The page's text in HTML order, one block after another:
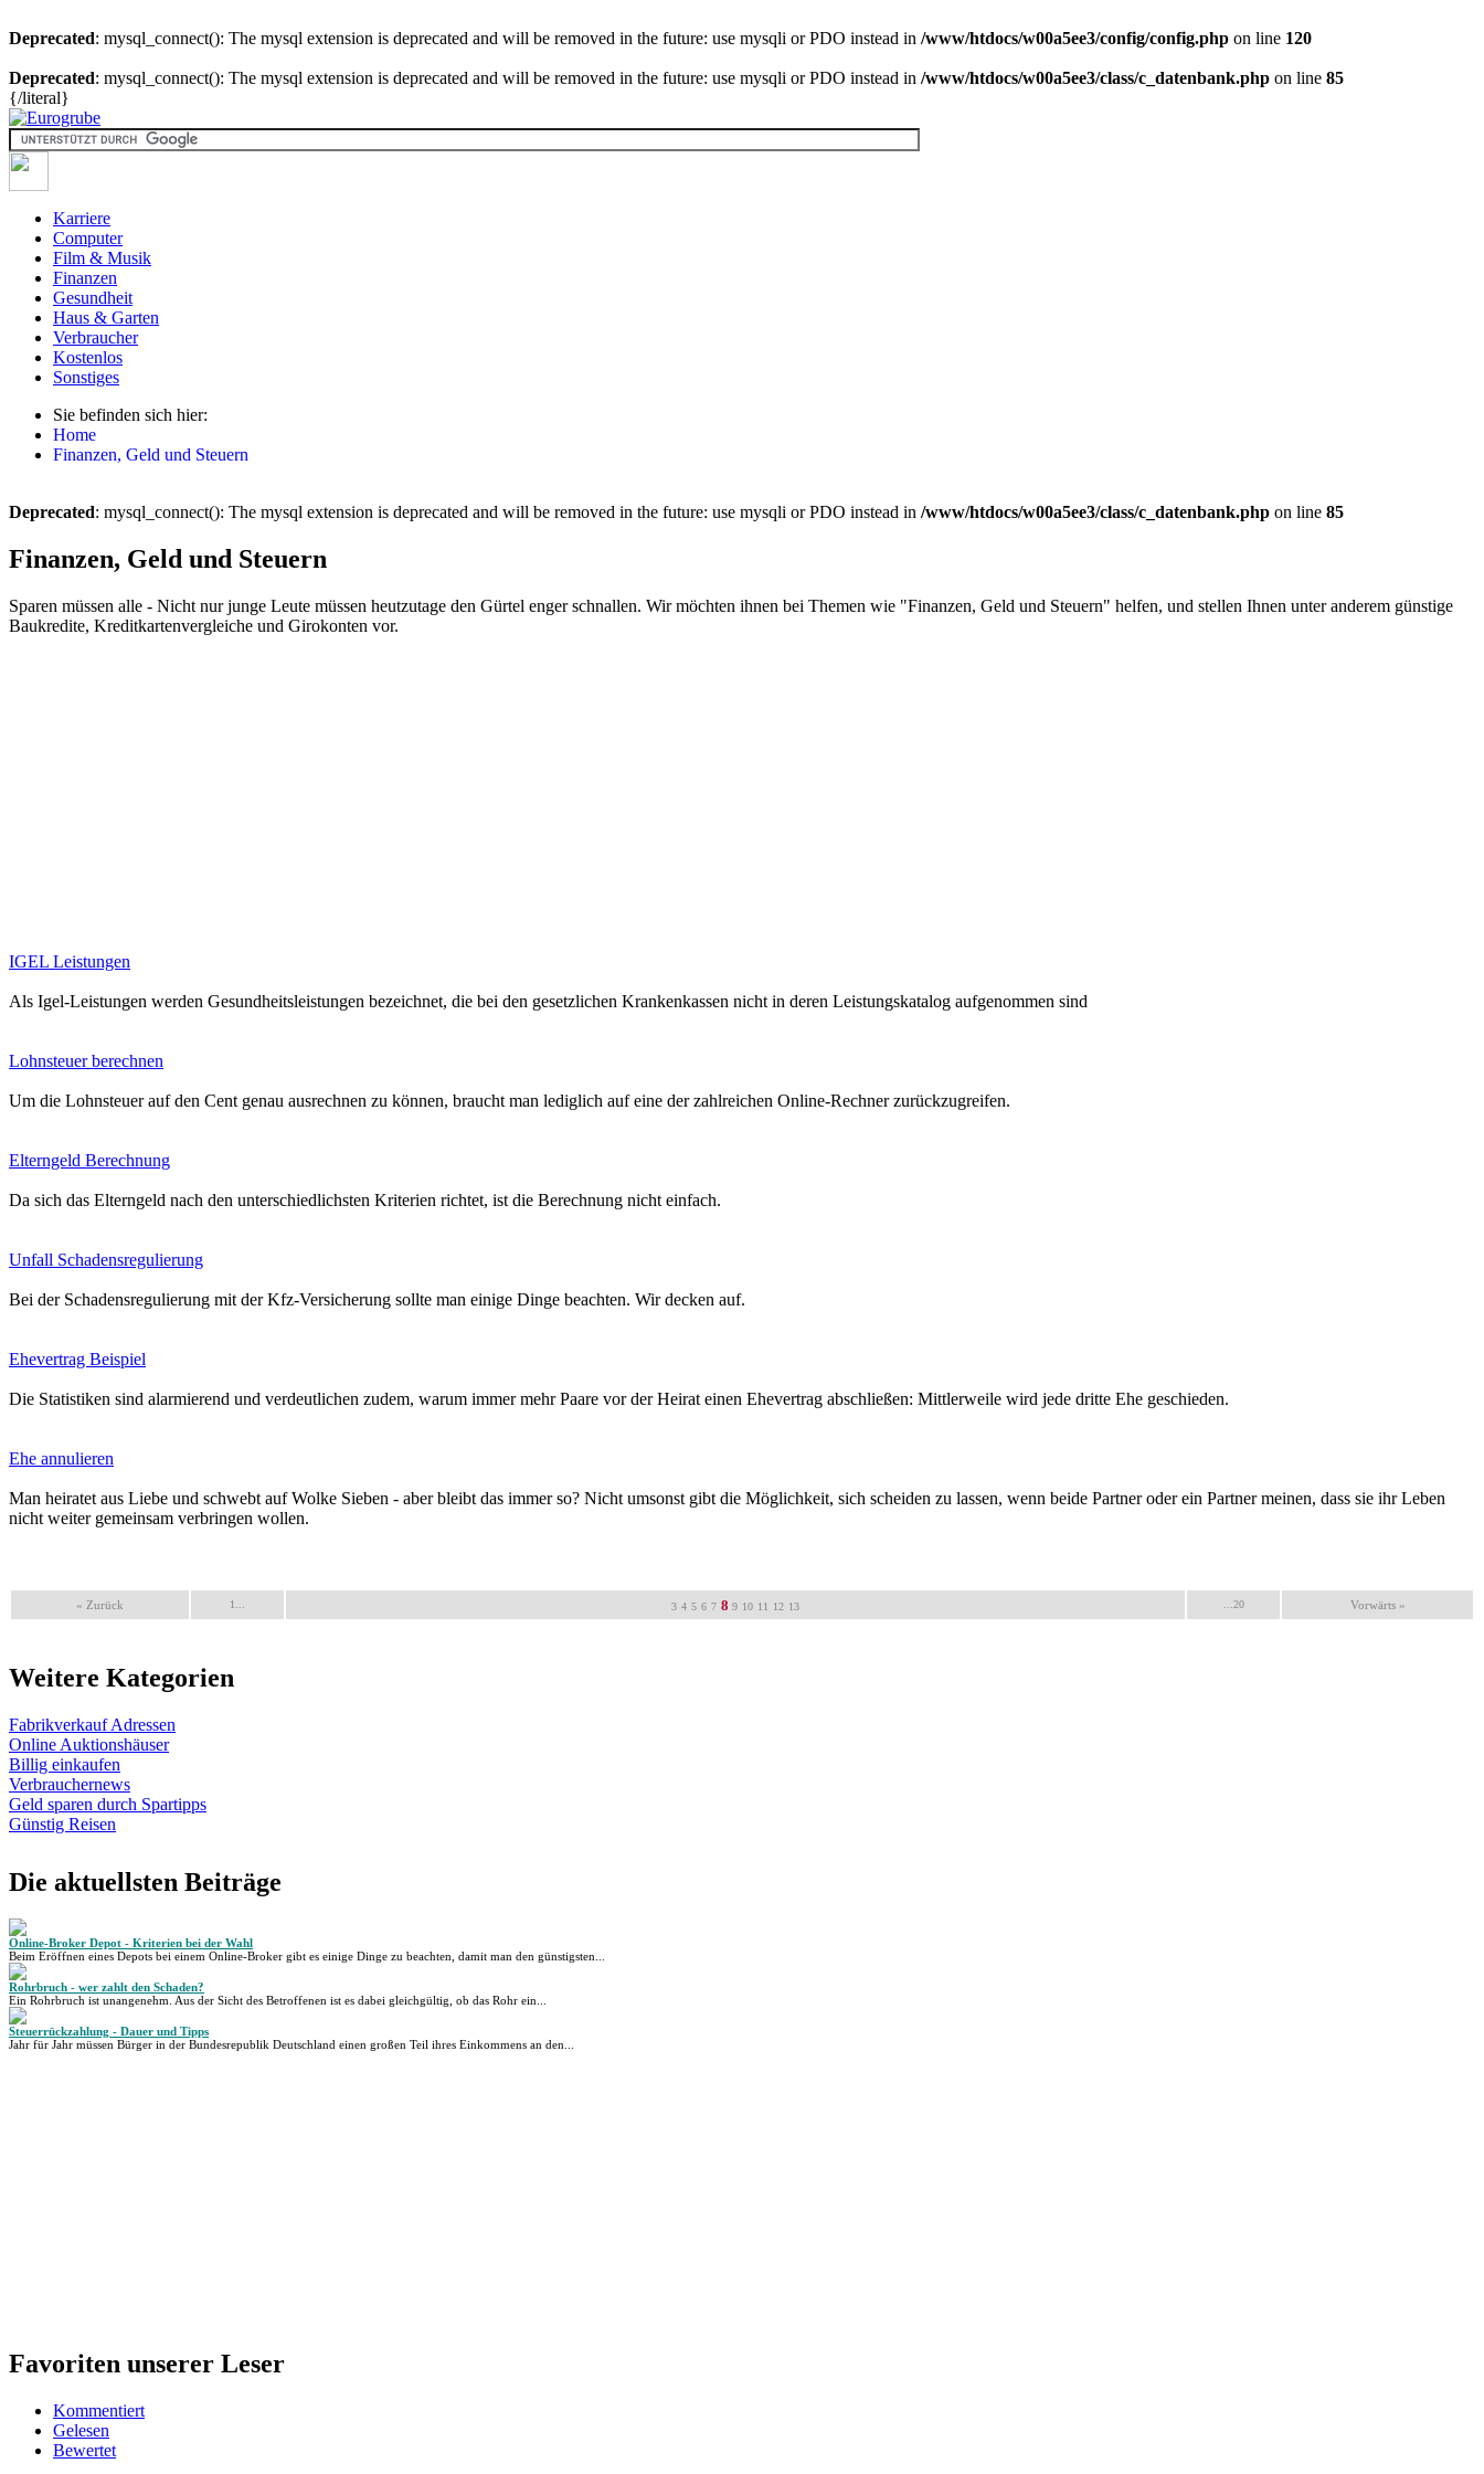
Deprecated: mysql_connect(): The mysql extension is deprecated and will be removed in the future: use mysqli or PDO instead in /www/htdocs/w00a5ee3/config/config.php on line 120
Deprecated: mysql_connect(): The mysql extension is deprecated and will be removed in the future: use mysqli or PDO instead in /www/htdocs/w00a5ee3/class/c_datenbank.php on line 85
{/literal}
Karriere
Computer
Film & Musik
Finanzen
Gesundheit
Haus & Garten
Verbraucher
Kostenlos
Sonstiges
Sie befinden sich hier:
Home
Finanzen, Geld und Steuern
Deprecated: mysql_connect(): The mysql extension is deprecated and will be removed in the future: use mysqli or PDO instead in /www/htdocs/w00a5ee3/class/c_datenbank.php on line 85
Finanzen, Geld und Steuern
Sparen müssen alle - Nicht nur junge Leute müssen heutzutage den Gürtel enger schnallen. Wir möchten ihnen bei Themen wie "Finanzen, Geld und Steuern" helfen, und stellen Ihnen unter anderem günstige
Baukredite, Kreditkartenvergleiche und Girokonten vor.
IGEL Leistungen
Als Igel-Leistungen werden Gesundheitsleistungen bezeichnet, die bei den gesetzlichen Krankenkassen nicht in deren Leistungskatalog aufgenommen sind
Lohnsteuer berechnen
Um die Lohnsteuer auf den Cent genau ausrechnen zu können, braucht man lediglich auf eine der zahlreichen Online-Rechner zurückzugreifen.
Elterngeld Berechnung
Da sich das Elterngeld nach den unterschiedlichsten Kriterien richtet, ist die Berechnung nicht einfach.
Unfall Schadensregulierung
Bei der Schadensregulierung mit der Kfz-Versicherung sollte man einige Dinge beachten. Wir decken auf.
Ehevertrag Beispiel
Die Statistiken sind alarmierend und verdeutlichen zudem, warum immer mehr Paare vor der Heirat einen Ehevertrag abschließen: Mittlerweile wird jede dritte Ehe geschieden.
Ehe annulieren
Man heiratet aus Liebe und schwebt auf Wolke Sieben - aber bleibt das immer so? Nicht umsonst gibt die Möglichkeit, sich scheiden zu lassen, wenn beide Partner oder ein Partner meinen, dass sie ihr Leben
nicht weiter gemeinsam verbringen wollen.
« Zurück 1... 3 4 5 6 7 8 9 10 11 12 13 ...20 Vorwärts »
Weitere Kategorien
Fabrikverkauf Adressen
Online Auktionshäuser
Billig einkaufen
Verbrauchernews
Geld sparen durch Spartipps
Günstig Reisen
Die aktuellsten Beiträge
Online-Broker Depot - Kriterien bei der Wahl
Beim Eröffnen eines Depots bei einem Online-Broker gibt es einige Dinge zu beachten, damit man den günstigsten...
Rohrbruch - wer zahlt den Schaden?
Ein Rohrbruch ist unangenehm. Aus der Sicht des Betroffenen ist es dabei gleichgültig, ob das Rohr ein...
Steuerrückzahlung - Dauer und Tipps
Jahr für Jahr müssen Bürger in der Bundesrepublik Deutschland einen großen Teil ihres Einkommens an den...
Favoriten unserer Leser
Kommentiert
Gelesen
Bewertet